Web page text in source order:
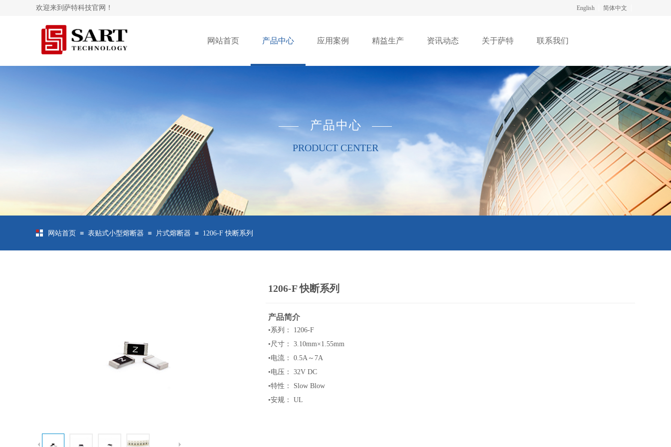
English 简体中文
欢迎来到萨特科技官网！
网站首页 产品中心 应用案例 精益生产 资讯动态 关于萨特 联系我们
PRODUCT CENTER
产品中心
网站首页 ≡ 表贴式小型熔断器 ≡ 片式熔断器 ≡ 1206-F 快断系列
1206-F 快断系列
产品简介
•系列： 1206-F
• 尺寸： 3.10mm×1.55mm
•电流： 0.5A～7A
•电压： 32V DC
•特性： Slow Blow
•安规： UL